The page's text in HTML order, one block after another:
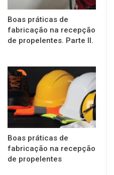
Boas práticas de
fabricação na recepção
de propelentes. Parte II.
Boas práticas de
fabricação na recepção
de propelentes